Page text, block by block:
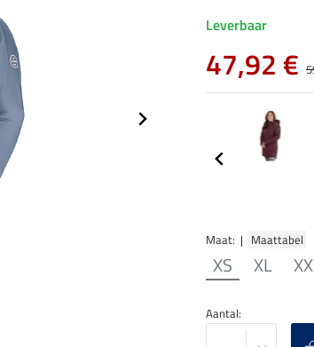
Maat: | Maattabel
XS XL
Leverbaar
47,92 €
Aantal: